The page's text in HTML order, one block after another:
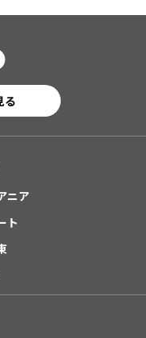
る
ニア
ト